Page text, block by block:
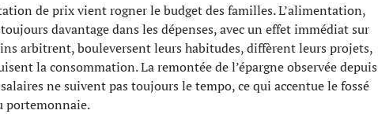
de prix vient rogner le budget des familles. L’alimentation,
davantage dans les dépenses, avec un effet immédiat sur
arbitrent, bouleversent leurs habitudes, diffèrent leurs projets,
la consommation. La remontée de l’épargne observée depuis
ne suivent pas toujours le tempo, ce qui accentue le fossé
portemonnaie.